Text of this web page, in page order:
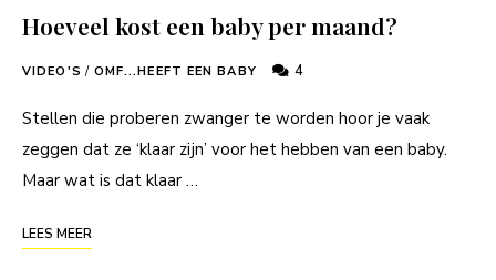
Hoeveel kost een baby per maand?
VIDEO'S / OMF...HEEFT EEN BABY 4
Stellen die proberen zwanger te worden hoor je vaak
zeggen dat ze ‘klaar zijn’ voor het hebben van een baby.
Maar wat is dat klaar …
LEES MEER